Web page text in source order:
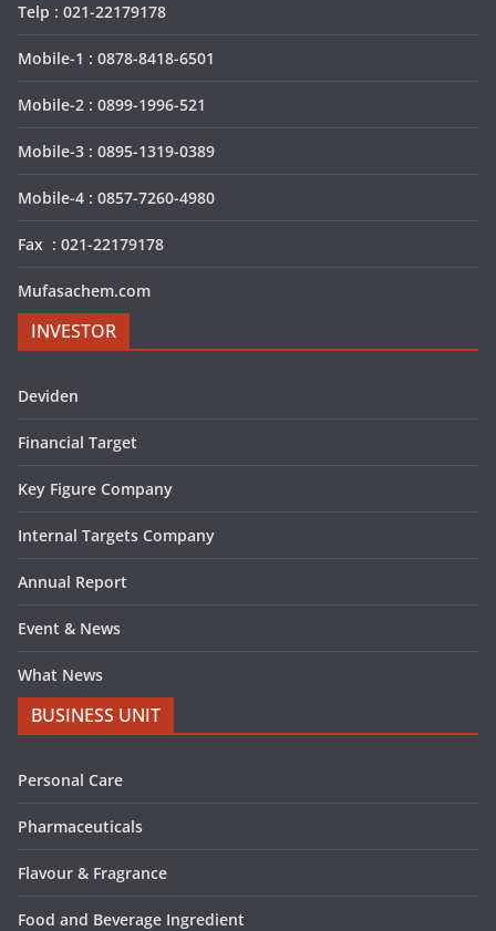
Telp : 021-22179178
Mobile-1 : 0878-8418-6501
Mobile-2 : 0899-1996-521
Mobile-3 : 0895-1319-0389
Mobile-4 : 0857-7260-4980
Fax : 021-22179178
Mufasachem.com
INVESTOR
Deviden
Financial Target
Key Figure Company
Internal Targets Company
Annual Report
Event & News
What News
BUSINESS UNIT
Personal Care
Pharmaceuticals
Flavour & Fragrance
Food and Beverage Ingredient